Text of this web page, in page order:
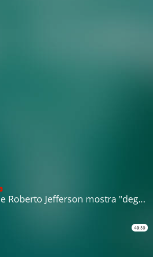
mostra "degradação do debate eleitoral", fala colunista
49:39